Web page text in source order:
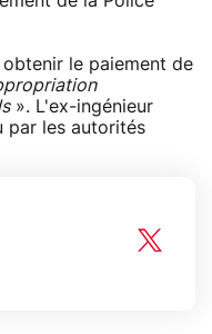
le paiement de
». L'ex-ingénieur
par les autorités